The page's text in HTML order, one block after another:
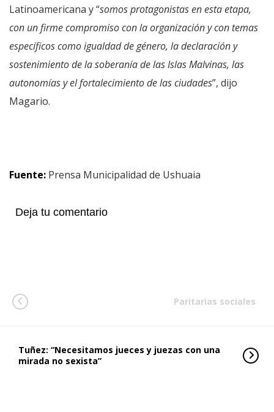
Latinoamericana y “somos protagonistas en esta etapa,
con un firme compromiso con la organización y con temas
específicos como igualdad de género, la declaración y
sostenimiento de la soberanía de las Islas Malvinas, las
autonomías y el fortalecimiento de las ciudades”, dijo
Magario.
Fuente: Prensa Municipalidad de Ushuaia
Deja tu comentario
Paritarias sociales
Tuñez: “Necesitamos jueces y juezas con una
mirada no sexista”